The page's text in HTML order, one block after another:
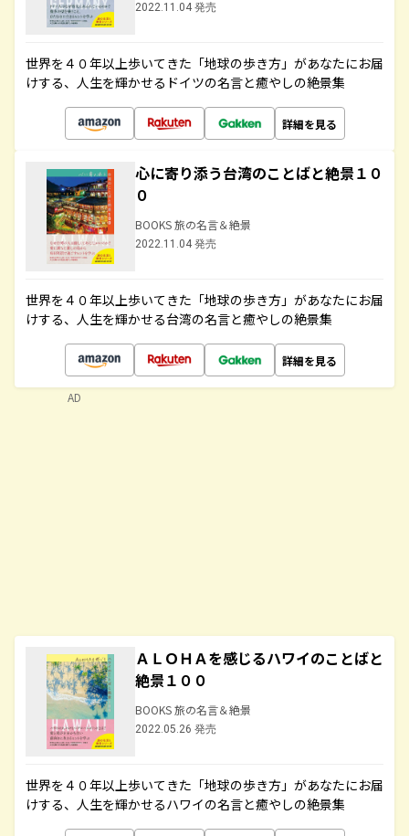
2022.11.04 発売
世界を４０年以上歩いてきた「地球の歩き方」があなたにお届
けする、人生を輝かせるドイツの名言と癒やしの絶景集
詳細を見る
心に寄り添う台湾のことばと絶景１０
０
BOOKS 旅の名言＆絶景
2022.11.04 発売
世界を４０年以上歩いてきた「地球の歩き方」があなたにお届
けする、人生を輝かせる台湾の名言と癒やしの絶景集
詳細を見る
ＡＬＯＨＡを感じるハワイのことばと
絶景１００
BOOKS 旅の名言＆絶景
2022.05.26 発売
世界を４０年以上歩いてきた「地球の歩き方」があなたにお届
けする、人生を輝かせるハワイの名言と癒やしの絶景集
AD